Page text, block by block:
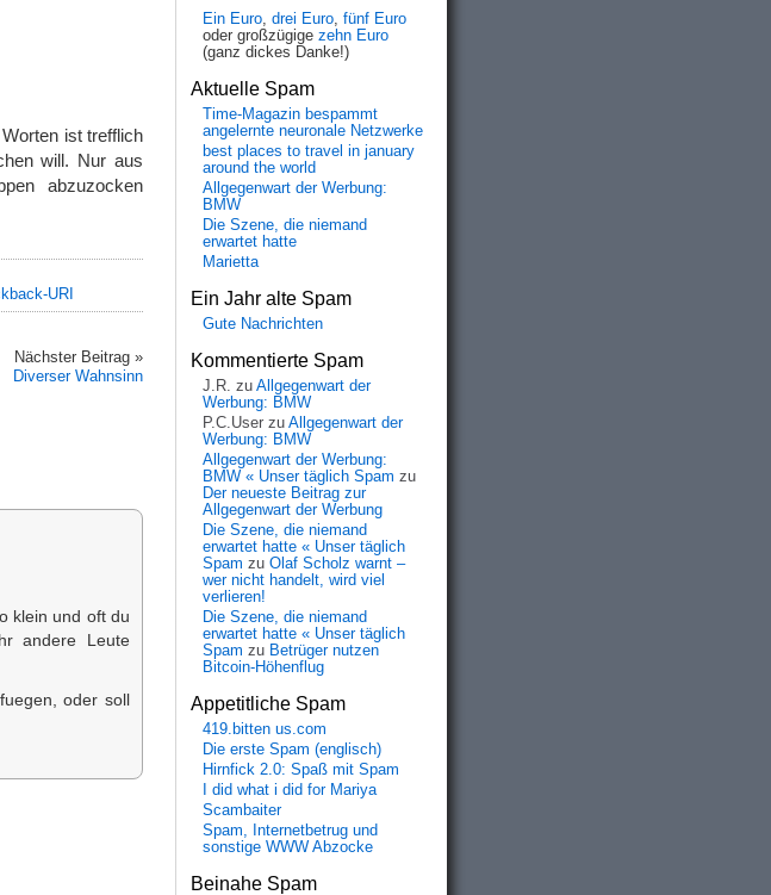
ist trefflich
will. Nur aus
abzuzocken
URI
Nächster Beitrag »
Diverser Wahnsinn
klein und oft du
andere Leute
oder soll
Ein Euro, drei Euro, fünf Euro
oder großzügige zehn Euro
(ganz dickes Danke!)
Aktuelle Spam
Time-Magazin bespammt
angelernte neuronale Netzwerke
best places to travel in january
around the world
Allgegenwart der Werbung:
BMW
Die Szene, die niemand
erwartet hatte
Marietta
Ein Jahr alte Spam
Gute Nachrichten
Kommentierte Spam
J.R. zu Allgegenwart der
Werbung: BMW
P.C.User zu Allgegenwart der
Werbung: BMW
Allgegenwart der Werbung:
BMW « Unser täglich Spam zu
Der neueste Beitrag zur
Allgegenwart der Werbung
Die Szene, die niemand
erwartet hatte « Unser täglich
Spam zu Olaf Scholz warnt –
wer nicht handelt, wird viel
verlieren!
Die Szene, die niemand
erwartet hatte « Unser täglich
Spam zu Betrüger nutzen
Bitcoin-Höhenflug
Appetitliche Spam
419.bitten us.com
Die erste Spam (englisch)
Hirnfick 2.0: Spaß mit Spam
I did what i did for Mariya
Scambaiter
Spam, Internetbetrug und
sonstige WWW Abzocke
Beinahe Spam